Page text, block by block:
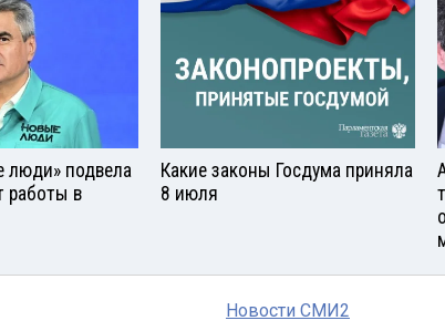
люди» подвела
работы в
Какие законы Госдума приняла
8 июля
Новости СМИ2